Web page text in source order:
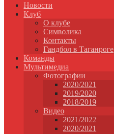
Новости
Клуб
О клубе
Символика
Контакты
Гандбол в Таганроге
Команды
Мультимедиа
Фотографии
2020/2021
2019/2020
2018/2019
Видео
2021/2022
2020/2021